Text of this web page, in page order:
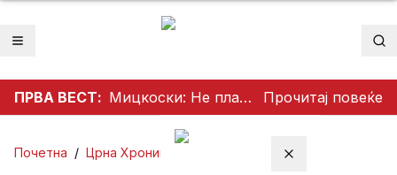
Отвори мени
ПРВА ВЕСТ: Мицкоски: Не планираме зголемување на струјата, работиме на намалување на цената или продолжување на евтината тарифа Прочитај повеќе
Затвори мени
Почетна / Црна Хроника